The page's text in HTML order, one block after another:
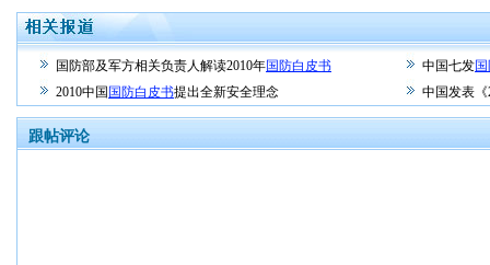
国防部及军方相关负责人解读2010年国防白皮书 中国七发
2010中国 国防白皮书提出全新安全理念 中国发表
跟帖评论